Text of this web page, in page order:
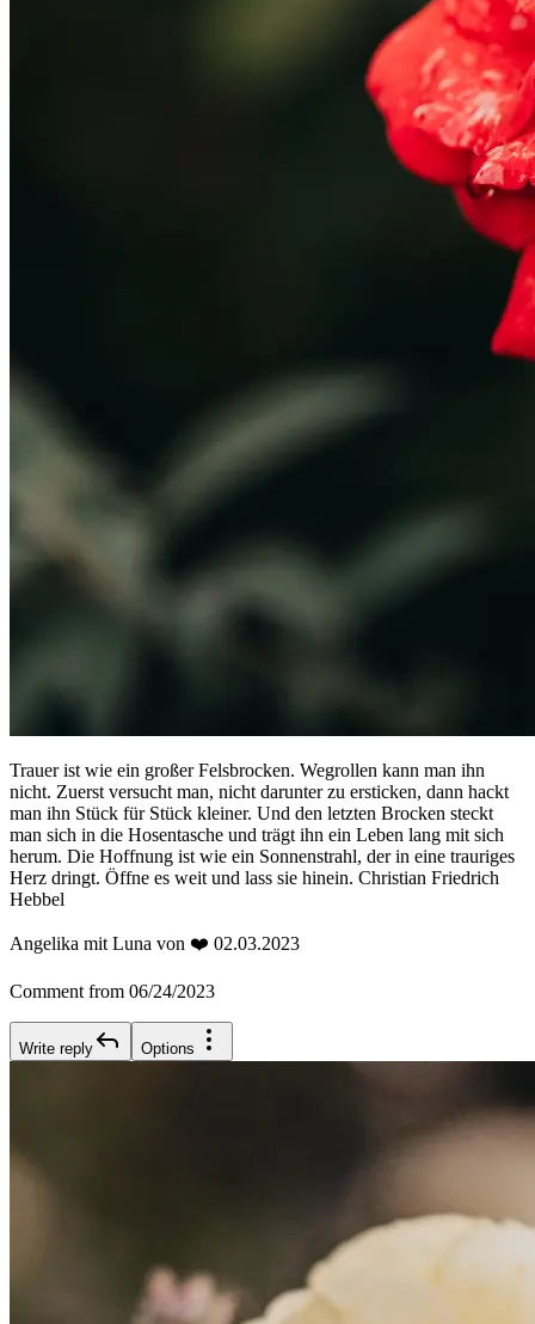
Trauer ist wie ein großer Felsbrocken. Wegrollen kann man ihn
nicht. Zuerst versucht man, nicht darunter zu ersticken, dann hackt
man ihn Stück für Stück kleiner. Und den letzten Brocken steckt
man sich in die Hosentasche und trägt ihn ein Leben lang mit sich
herum. Die Hoffnung ist wie ein Sonnenstrahl, der in eine trauriges
Herz dringt. Öffne es weit und lass sie hinein. Christian Friedrich
Hebbel
Angelika mit Luna von ❤️ 02.03.2023
Comment from 06/24/2023
Write reply Options